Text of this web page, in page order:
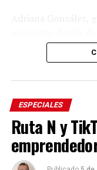
flores. Por esta
Feria de las Flores
propósito: diseñar
nuestras riquezas
aportar a su
invitó a
exhibiciones,
ESPECIALES
Ruta N y